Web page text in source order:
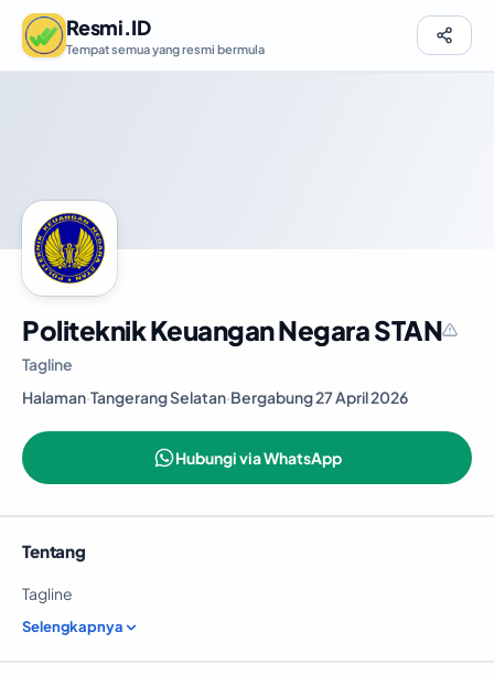
Resmi.ID
Tempat semua yang resmi bermula
Politeknik Keuangan Negara STAN
Tagline
Halaman·Tangerang Selatan·Bergabung 27 April 2026
Hubungi via WhatsApp
Tentang
Tagline
Selengkapnya